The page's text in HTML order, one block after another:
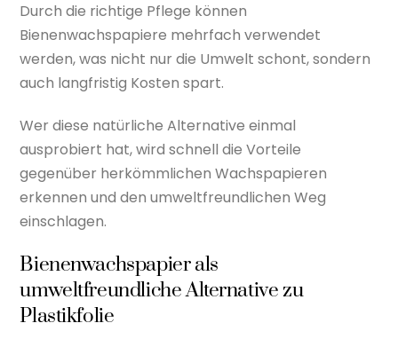
Durch die richtige Pflege können
Bienenwachspapiere mehrfach verwendet
werden, was nicht nur die Umwelt schont, sondern
auch langfristig Kosten spart.
Wer diese natürliche Alternative einmal
ausprobiert hat, wird schnell die Vorteile
gegenüber herkömmlichen Wachspapieren
erkennen und den umweltfreundlichen Weg
einschlagen.
Bienenwachspapier als
umweltfreundliche Alternative zu
Plastikfolie